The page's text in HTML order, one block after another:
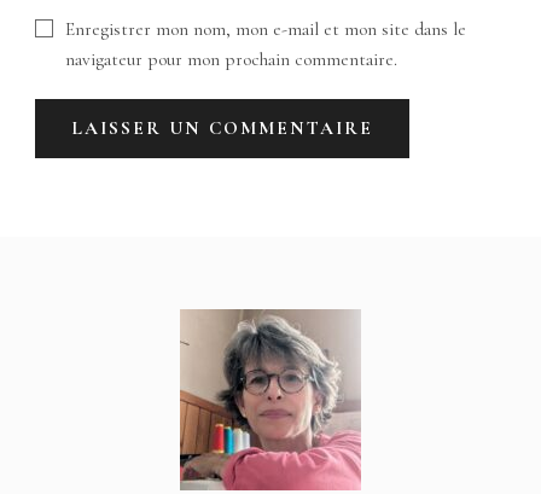
Enregistrer mon nom, mon e-mail et mon site dans le
navigateur pour mon prochain commentaire.